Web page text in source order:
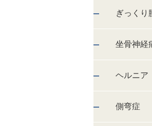
ぎっくり
坐骨神経
ヘルニア
側弯症